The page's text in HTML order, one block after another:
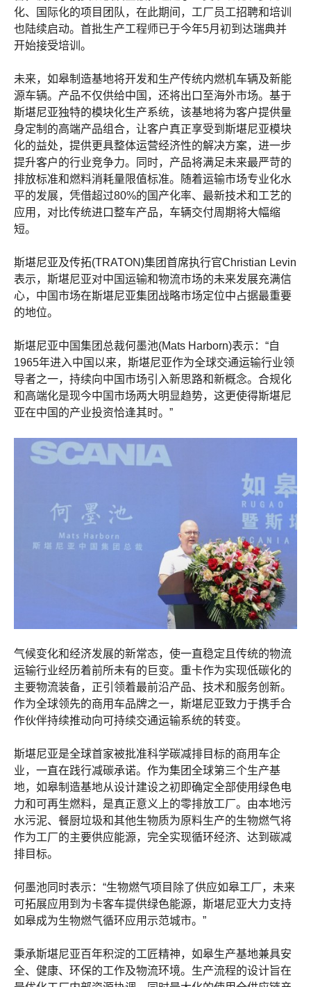
化、国际化的项目团队，在此期间，工厂员工招聘和培训
也陆续启动。首批生产工程师已于今年5月初到达瑞典并
开始接受培训。
未来，如皋制造基地将开发和生产传统内燃机车辆及新能
源车辆。产品不仅供给中国，还将出口至海外市场。基于
斯堪尼亚独特的模块化生产系统，该基地将为客户提供量
身定制的高端产品组合，让客户真正享受到斯堪尼亚模块
化的益处，提供更具整体运营经济性的解决方案，进一步
提升客户的行业竞争力。同时，产品将满足未来最严苛的
排放标准和燃料消耗量限值标准。随着运输市场专业化水
平的发展，凭借超过80%的国产化率、最新技术和工艺的
应用，对比传统进口整车产品，车辆交付周期将大幅缩
短。
斯堪尼亚及传拓(TRATON)集团首席执行官Christian Levin
表示，斯堪尼亚对中国运输和物流市场的未来发展充满信
心，中国市场在斯堪尼亚集团战略市场定位中占据最重要
的地位。
斯堪尼亚中国集团总裁何墨池(Mats Harborn)表示：“自
1965年进入中国以来，斯堪尼亚作为全球交通运输行业领
导者之一，持续向中国市场引入新思路和新概念。合规化
和高端化是现今中国市场两大明显趋势，这更使得斯堪尼
亚在中国的产业投资恰逢其时。”
气候变化和经济发展的新常态，使一直稳定且传统的物流
运输行业经历着前所未有的巨变。重卡作为实现低碳化的
主要物流装备，正引领着最前沿产品、技术和服务创新。
作为全球领先的商用车品牌之一，斯堪尼亚致力于携手合
作伙伴持续推动向可持续交通运输系统的转变。
斯堪尼亚是全球首家被批准科学碳减排目标的商用车企
业，一直在践行减碳承诺。作为集团全球第三个生产基
地，如皋制造基地从设计建设之初即确定全部使用绿色电
力和可再生燃料，是真正意义上的零排放工厂。由本地污
水污泥、餐厨垃圾和其他生物质为原料生产的生物燃气将
作为工厂的主要供应能源，完全实现循环经济、达到碳减
排目标。
何墨池同时表示：“生物燃气项目除了供应如皋工厂，未来
可拓展应用到为卡客车提供绿色能源，斯堪尼亚大力支持
如皋成为生物燃气循环应用示范城市。”
秉承斯堪尼亚百年积淀的工匠精神，如皋生产基地兼具安
全、健康、环保的工作及物流环境。生产流程的设计旨在